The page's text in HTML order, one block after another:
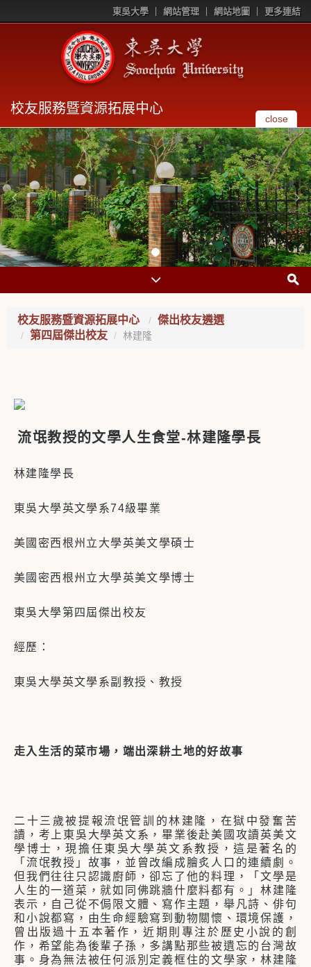
東吳大學 網站管理 網站地圖 更多連結
校友服務暨資源拓展中心
close
校友服務暨資源拓展中心
傑出校友遴選
第四屆傑出校友
林建隆
流氓教授的文學人生食堂-林建隆學長
林建隆學長
東吳大學英文學系74級畢業
美國密西根州立大學英美文學碩士
美國密西根州立大學英美文學博士
東吳大學第四屆傑出校友
經歷：
東吳大學英文學系副教授、教授
走入生活的菜市場，端出深耕土地的好故事
二十三歲被提報流氓管訓的林建隆，在獄中發奮苦
讀，考上東吳大學英文系，畢業後赴美國攻讀英美文
學博士，現擔任東吳大學英文系教授，這是著名的
「流氓教授」故事，並曾改編成膾炙人口的連續劇。
但我們往往只認識廚師，卻忘了他的料理，「文學是
人生的一道菜，就如同佛跳牆什麼料都有。」林建隆
表示，自己從不侷限文體、寫作主題，舉凡詩、俳句
和小說都寫，由生命經驗寫到動物關懷、環境保護，
曾出版過十五本著作，近期則專注於歷史小說的創
作，希望能為後輩子孫，多講點那些被遺忘的台灣故
事。身為無法被任何派別定義框住的文學家，林建隆